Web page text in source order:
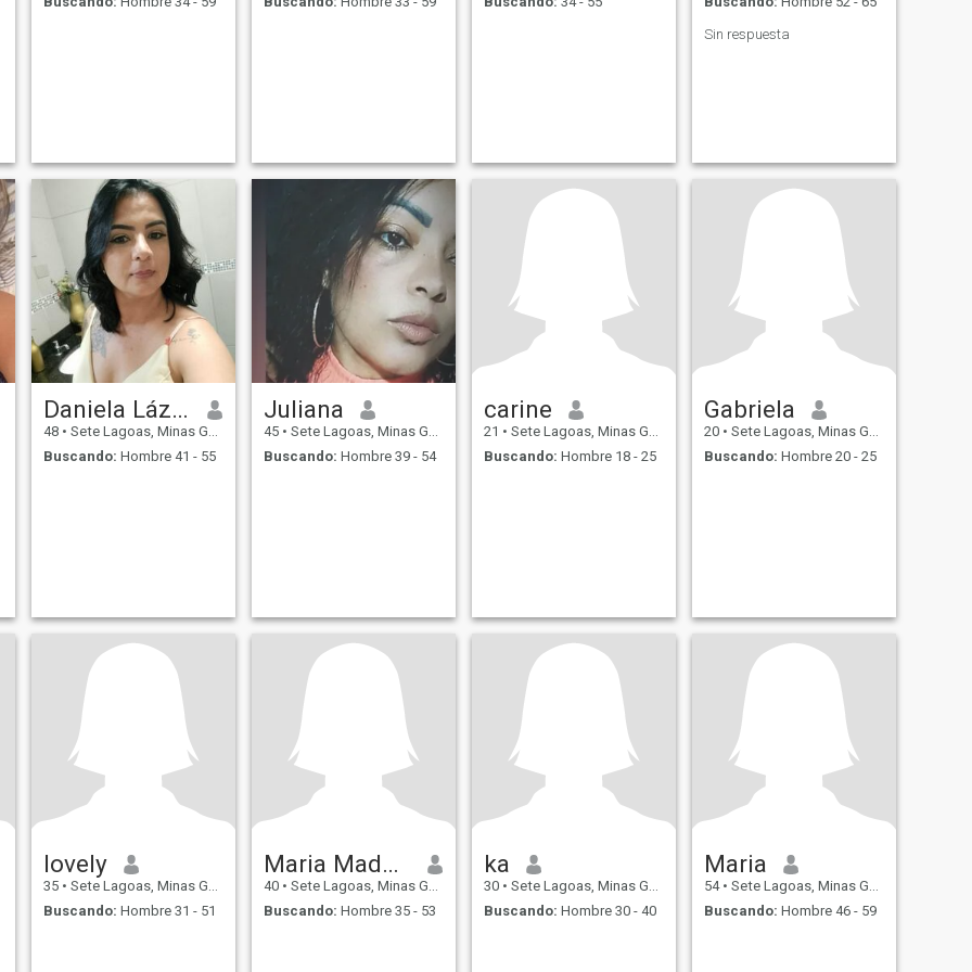
Sin respuesta
Daniela Lázaro
48 • Sete Lagoas, Minas Gerais, Brasil
Buscando: Hombre 41 - 55
Juliana
45 • Sete Lagoas, Minas Gerais, Brasil
Buscando: Hombre 39 - 54
carine
21 • Sete Lagoas, Minas Gerais, Brasil
Buscando: Hombre 18 - 25
Gabriela
20 • Sete Lagoas, Minas Gerais, Brasil
Buscando: Hombre 20 - 25
lovely
35 • Sete Lagoas, Minas Gerais, Brasil
Buscando: Hombre 31 - 51
Maria Madalena Nunes
40 • Sete Lagoas, Minas Gerais, Brasil
Buscando: Hombre 35 - 53
ka
30 • Sete Lagoas, Minas Gerais, Brasil
Buscando: Hombre 30 - 40
Maria
54 • Sete Lagoas, Minas Gerais, Brasil
Buscando: Hombre 46 - 59